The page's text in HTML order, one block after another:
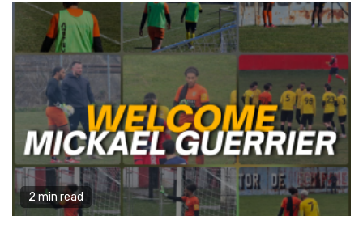
2 min read